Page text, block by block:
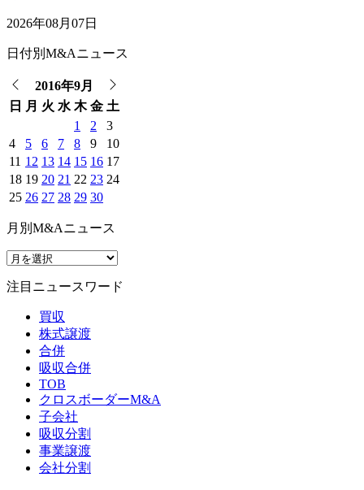
2026年08月07日
日付別M&Aニュース
2016年9月
日
月 火 水 木 金 土
1
2
3
4
5 6 7 8 9
10
11 12 13 14 15 16 17
18 19 20 21 22 23 24
25 26 27 28 29 30
月別M&Aニュース
注目ニュースワード
買収
株式譲渡
合併
吸収合併
TOB
クロスボーダーM&A
子会社
吸収分割
事業譲渡
会社分割